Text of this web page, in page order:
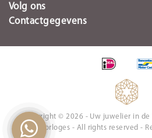
Volg ons
Contactgegevens
Copyright © 2026 - Uw juwelier in
Horloges - All rights reserved -